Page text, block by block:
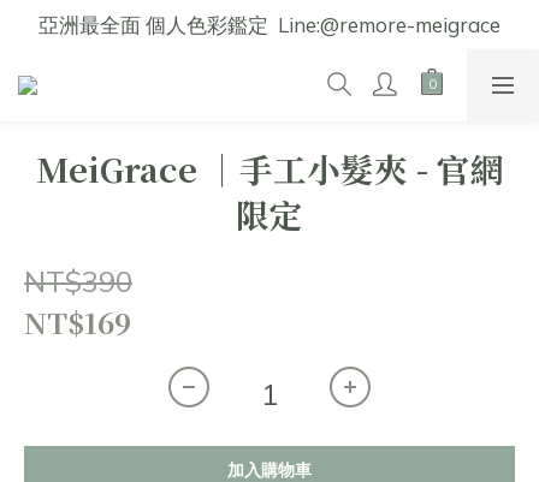
亞洲最全面 個人色彩鑑定  Line:@remore-meigrace
MeiGrace │手工小髮夾 - 官網
限定
NT$390
NT$169
加入購物車